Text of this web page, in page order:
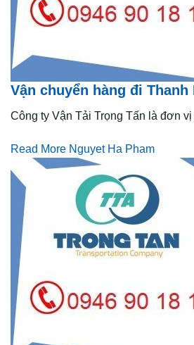
Vận chuyển hàng đi Thanh
Công ty Vận Tải Trọng Tấn là đơn
Read More Nguyet Ha Pham